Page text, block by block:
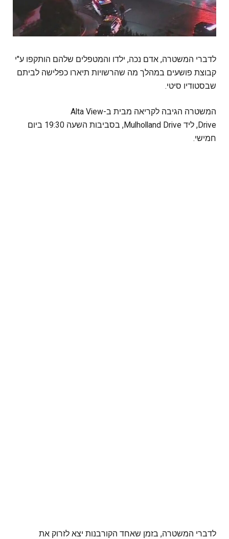
לדברי המשטרה, אדם נכה, ילדו והמטפלים שלהם הותקפו ע"י
קבוצת פושעים במהלך מה שהרשויות תיארו כפלישה לביתם
שבסטודיו סיטי.
המשטרה הגיבה לקריאה מבית ב-Alta View
Drive, ליד Mulholland Drive, בסביבות השעה 19:30 ביום
חמישי.
לדברי המשטרה, בזמן שאחד הקורבנות יצא לזרוק את